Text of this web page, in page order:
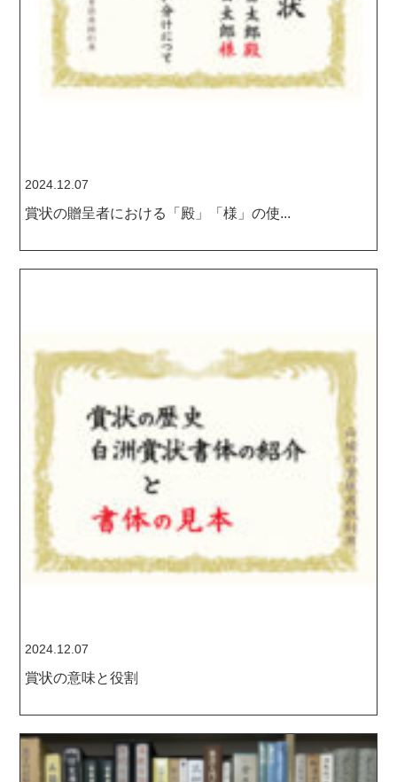
2024.12.07
賞状の贈呈者における「殿」「様」の使...
2024.12.07
賞状の意味と役割